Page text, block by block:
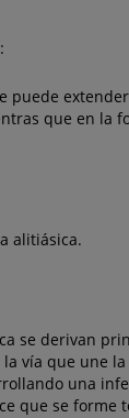
puede
que en la
alitiásica.
se derivan
la vía que une
una
que se forme